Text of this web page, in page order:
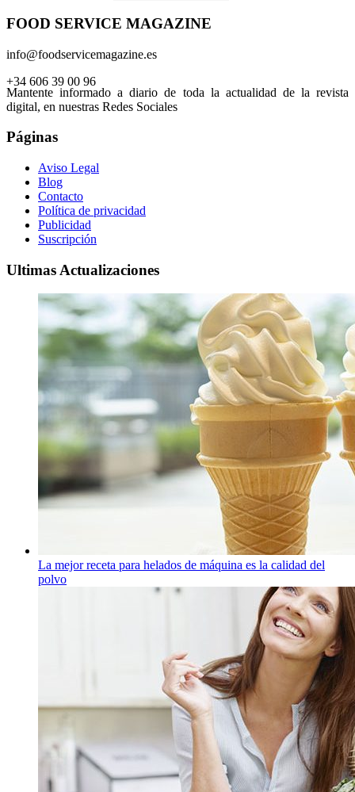
FOOD SERVICE MAGAZINE
info@foodservicemagazine.es
+34 606 39 00 96
Mantente informado a diario de toda la actualidad de la revista
digital, en nuestras Redes Sociales
Páginas
Aviso Legal
Blog
Contacto
Política de privacidad
Publicidad
Suscripción
Ultimas Actualizaciones
La mejor receta para helados de máquina es la calidad del
polvo